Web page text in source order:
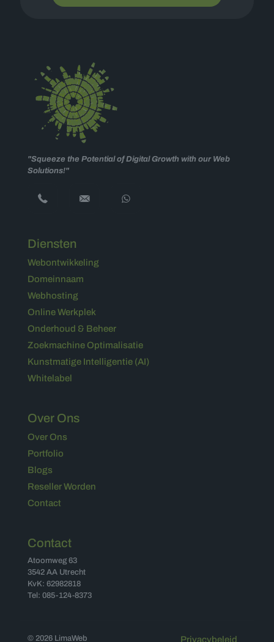
"Squeeze the Potential of Digital Growth with our Web
Solutions!"
Diensten
Webontwikkeling
Domeinnaam
Webhosting
Online Werkplek
Onderhoud & Beheer
Zoekmachine Optimalisatie
Kunstmatige Intelligentie (AI)
Whitelabel
Over Ons
Over Ons
Portfolio
Blogs
Reseller Worden
Contact
Contact
Atoomweg 63
3542 AA Utrecht
KvK: 62982818
Tel: 085-124-8373
© 2026 LimaWeb Privacybeleid